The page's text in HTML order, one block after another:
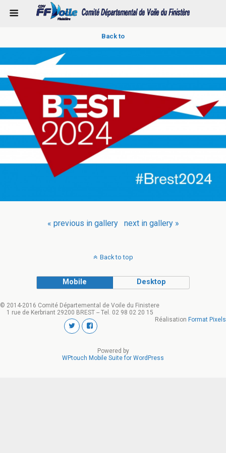
Back to
« previous in gallery next in gallery »
Back to top
Mobile Desktop
© 2014-2016 Comité Départemental de Voile du Finistere
1 rue de Kerbriant 29200 BREST -- Tel. 02 98 02 20 15
Réalisation Format Pixels
Powered by
WPtouch Mobile Suite for WordPress